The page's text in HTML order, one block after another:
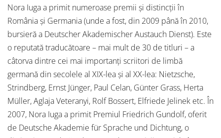
Nora Iuga a primit numeroase premii și distincții în
România și Germania (unde a fost, din 2009 până în 2010,
bursieră a Deutscher Akademischer Austauch Dienst). Este
o reputată traducătoare – mai mult de 30 de titluri – a
câtorva dintre cei mai importanți scriitori de limbă
germană din secolele al XIX-lea și al XX-lea: Nietzsche,
Strindberg, Ernst Jünger, Paul Celan, Günter Grass, Herta
Müller, Aglaja Veteranyi, Rolf Bossert, Elfriede Jelinek etc. În
2007, Nora Iuga a primit Premiul Friedrich Gundolf, oferit
de Deutsche Akademie für Sprache und Dichtung, o